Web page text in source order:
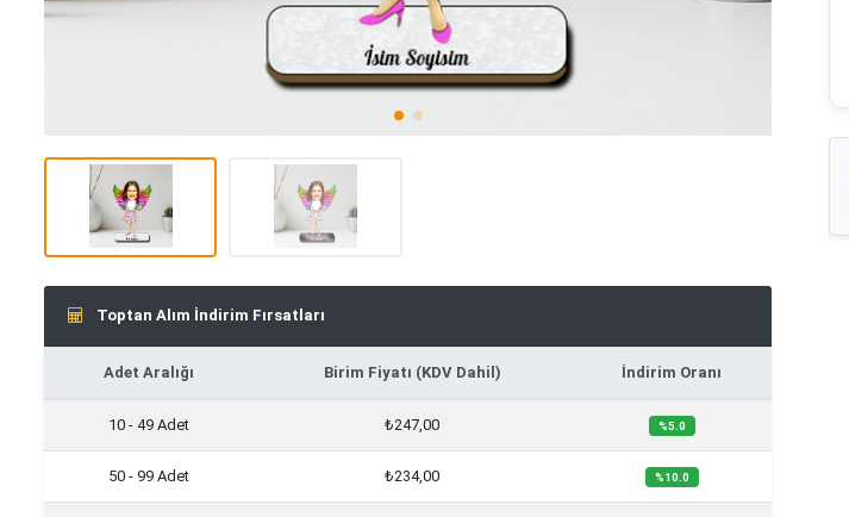
Toptan Alım İndirim Fırsatları
Adet Aralığı Birim Fiyatı (KDV Dahil) İndirim Oranı
10 - 49 Adet ₺247,00 %5.0
50 - 99 Adet ₺234,00 %10.0